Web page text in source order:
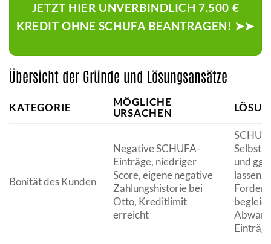
JETZT HIER UNVERBINDLICH 7.500 €
KREDIT OHNE SCHUFA BEANTRAGEN! ➤➤
Übersicht der Gründe und Lösungsansätze
KATEGORIE
MÖGLICHE
URSACHEN
Bonität des Kunden
Negative SCHUFA-
Einträge, niedriger
Score, eigene negative
Zahlungshistorie bei
Otto, Kreditlimit
erreicht
und
lassen,